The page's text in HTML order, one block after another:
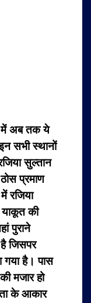
में अब तक ये
सभी स्थानों
सुल्तान
प्रमाण
रजिया
की
पुराने
जिसपर
गया है। पास
मजार हो
के आकार